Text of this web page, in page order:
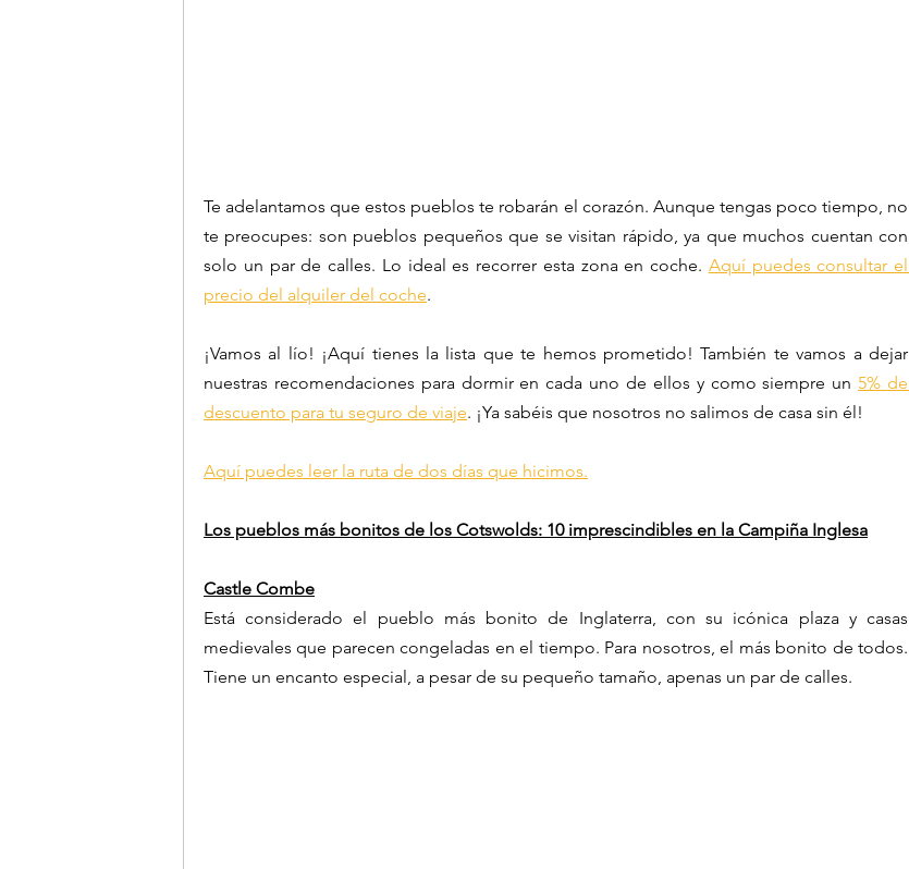
Te adelantamos que estos pueblos te robarán el corazón. Aunque tengas poco tiempo, no
te preocupes: son pueblos pequeños que se visitan rápido, ya que muchos cuentan con
solo un par de calles. Lo ideal es recorrer esta zona en coche. Aquí puedes consultar el
precio del alquiler del coche.
¡Vamos al lío! ¡Aquí tienes la lista que te hemos prometido! También te vamos a dejar
nuestras recomendaciones para dormir en cada uno de ellos y como siempre un 5% de
descuento para tu seguro de viaje. ¡Ya sabéis que nosotros no salimos de casa sin él!
Aquí puedes leer la ruta de dos días que hicimos.
Los pueblos más bonitos de los Cotswolds: 10 imprescindibles en la Campiña Inglesa
Castle Combe
Está considerado el pueblo más bonito de Inglaterra, con su icónica plaza y casas
medievales que parecen congeladas en el tiempo. Para nosotros, el más bonito de todos.
Tiene un encanto especial, a pesar de su pequeño tamaño, apenas un par de calles.